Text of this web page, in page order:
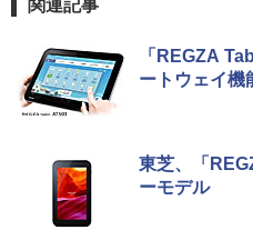
関連記事
「REGZA
ートウェイ機
東芝、「
ーモデル